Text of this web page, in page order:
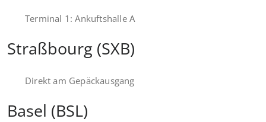
Terminal 1: Ankuftshalle A
Straßbourg (SXB)
Direkt am Gepäckausgang
Basel (BSL)